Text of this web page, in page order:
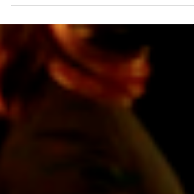
體自空寂」梁武帝當時應該...